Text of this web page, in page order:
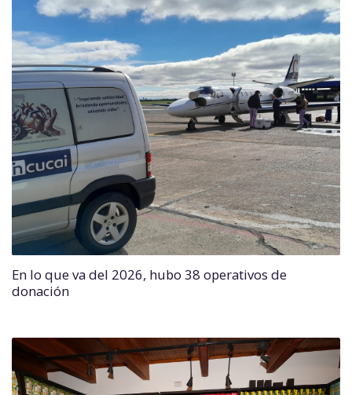
En lo que va del 2026, hubo 38 operativos de
donación